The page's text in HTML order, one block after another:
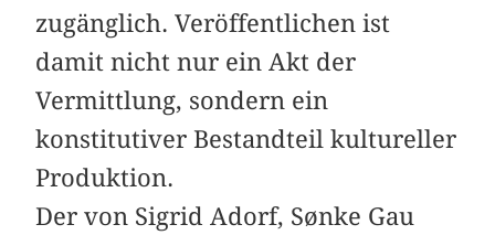
zugänglich. Veröffentlichen ist
damit nicht nur ein Akt der
Vermittlung, sondern ein
konstitutiver Bestandteil kultureller
Produktion.
Der von Sigrid Adorf, Sønke Gau